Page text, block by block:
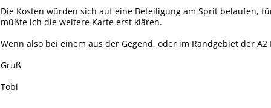
Die Kosten würden sich auf eine Beteiligung am Sprit belaufen,
müßte ich die weitere Karte erst klären.
Wenn also bei einem aus der Gegend, oder im Randgebiet der
Gruß
Tobi